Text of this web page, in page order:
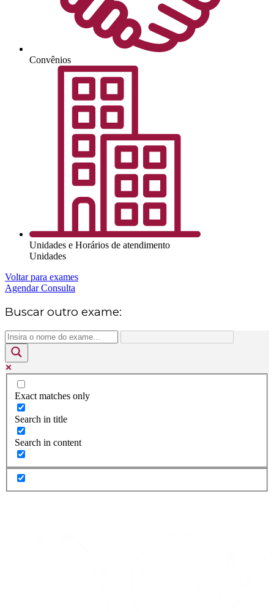
Convênios
Unidades e Horários de atendimento
Unidades
Voltar para exames
Agendar Consulta
Buscar outro exame:
Exact matches only
Search in title
Search in content